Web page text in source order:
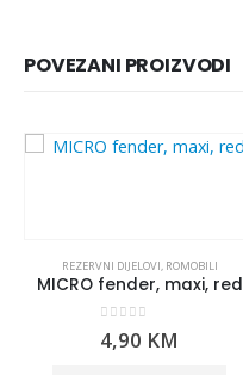
POVEZANI PROIZVODI
REZERVNI DIJELOVI, ROMOBILI
MICRO fender, maxi, red
0out of 5
4,90 KM